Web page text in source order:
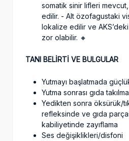
somatik sinir lifleri
edilir. - Alt özofagustaki
lokalize edilir ve
zor olabilir. 🔸
TANI BELİRTİ VE BULGULAR
Yutmayı başlatmada
Yutma sonrası gıda
Yedikten sonra öksürük/
refleksinde ve gıda
kabiliyetinde zayıflama
Ses değişiklikleri/disfoni